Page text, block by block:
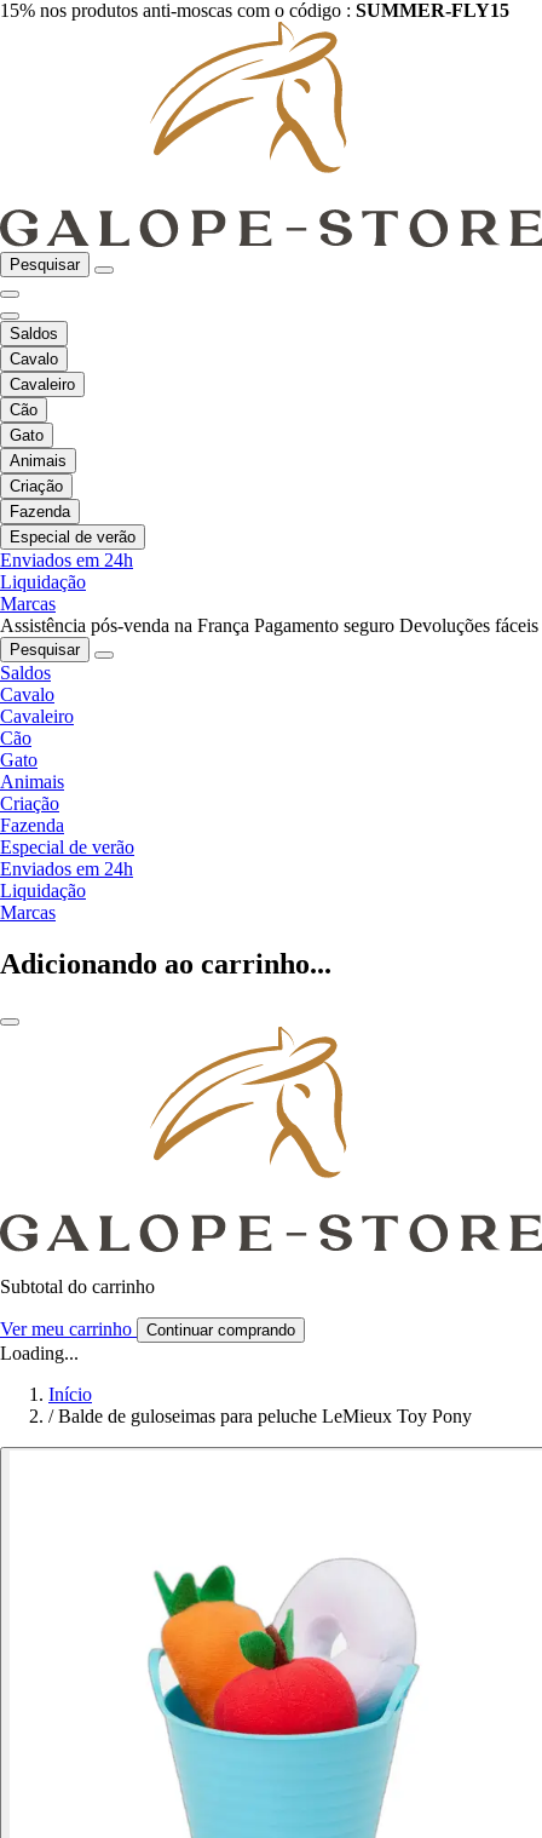
15% nos produtos anti-moscas com o código : SUMMER-FLY15
Pesquisar
Saldos
Cavalo
Cavaleiro
Cão
Gato
Animais
Criação
Fazenda
Especial de verão
Enviados em 24h
Liquidação
Marcas
Assistência pós-venda na França Pagamento seguro Devoluções fáceis
Pesquisar
Saldos
Cavalo
Cavaleiro
Cão
Gato
Animais
Criação
Fazenda
Especial de verão
Enviados em 24h
Liquidação
Marcas
Adicionando ao carrinho...
Subtotal do carrinho
Ver meu carrinho Continuar comprando
Loading...
Início
/ Balde de guloseimas para peluche LeMieux Toy Pony